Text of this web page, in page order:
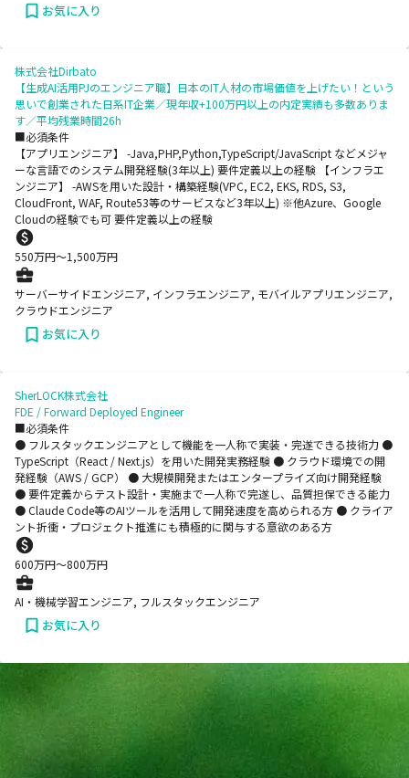
お気に入り
株式会社Dirbato
【生成AI活用PJのエンジニア職】日本のIT人材の市場価値を上げたい！という
思いで創業された日系IT企業／現年収+100万円以上の内定実績も多数ありま
す／平均残業時間26h
■必須条件
【アプリエンジニア】 -Java,PHP,Python,TypeScript/JavaScript などメジャ
ーな言語でのシステム開発経験(3年以上) 要件定義以上の経験 【インフラエ
ンジニア】 -AWSを用いた設計・構築経験(VPC, EC2, EKS, RDS, S3,
CloudFront, WAF, Route53等のサービスなど3年以上) ※他Azure、Google
Cloudの経験でも可 要件定義以上の経験
550万円〜1,500万円
サーバーサイドエンジニア, インフラエンジニア, モバイルアプリエンジニア,
クラウドエンジニア
お気に入り
SherLOCK株式会社
FDE / Forward Deployed Engineer
■必須条件
● フルスタックエンジニアとして機能を一人称で実装・完遂できる技術力 ●
TypeScript（React / Next.js）を用いた開発実務経験 ● クラウド環境での開
発経験（AWS / GCP） ● 大規模開発またはエンタープライズ向け開発経験
● 要件定義からテスト設計・実施まで一人称で完遂し、品質担保できる能力
● Claude Code等のAIツールを活用して開発速度を高められる方 ● クライア
ント折衝・プロジェクト推進にも積極的に関与する意欲のある方
600万円〜800万円
AI・機械学習エンジニア, フルスタックエンジニア
お気に入り